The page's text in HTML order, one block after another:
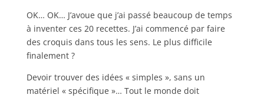
OK… OK… J’avoue que j’ai passé beaucoup de temps
à inventer ces 20 recettes. J’ai commencé par faire
des croquis dans tous les sens. Le plus difficile
finalement ?
Devoir trouver des idées « simples », sans un
matériel « spécifique »… Tout le monde doit